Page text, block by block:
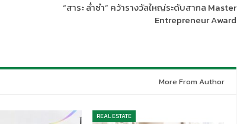
“สาระ ล่ำซำ” คว้ารางวัลใหญ่ระดับสากล Master
Entrepreneur Award
More From Author
REAL ESTATE